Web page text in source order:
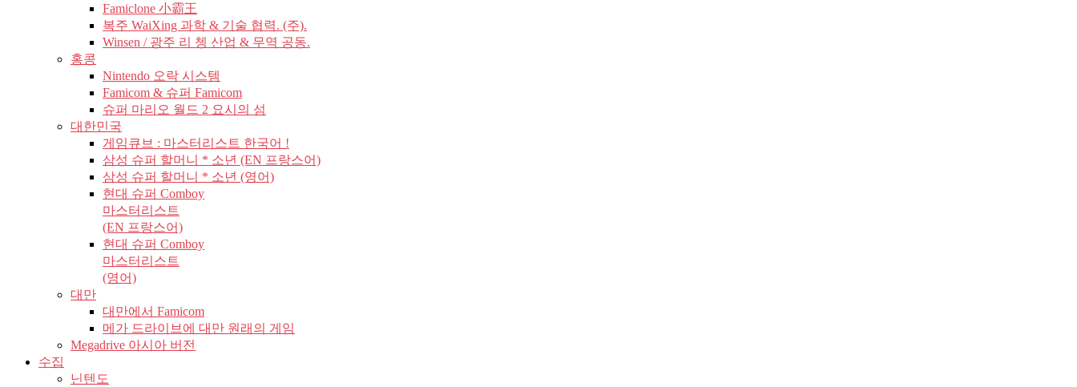
Famiclone 小霸王
복주 WaiXing 과학 & 기술 협력. (주).
Winsen / 광주 리 쳉 산업 & 무역 공동.
홍콩
Nintendo 오락 시스템
Famicom & 슈퍼 Famicom
슈퍼 마리오 월드 2 요시의 섬
대한민국
게임큐브 : 마스터리스트 한국어 !
삼성 슈퍼 할머니 * 소년 (EN 프랑스어)
삼성 슈퍼 할머니 * 소년 (영어)
현대 슈퍼 Comboy
마스터리스트
(EN 프랑스어)
현대 슈퍼 Comboy
마스터리스트
(영어)
대만
대만에서 Famicom
메가 드라이브에 대만 원래의 게임
Megadrive 아시아 버전
수집
닌텐도